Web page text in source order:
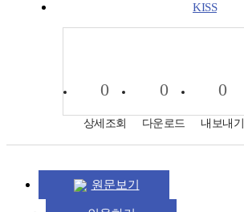
KISS
0
상세조회
0
다운로드
0
내보내기
원문보기